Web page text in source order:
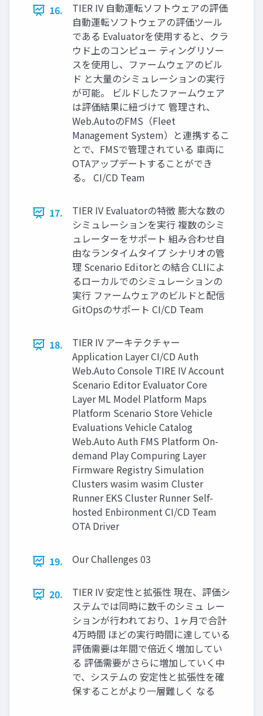
16.
TIER IV 自動運転ソフトウェアの評価
自動運転ソフトウェアの評価ツール
である Evaluatorを使用すると、クラ
ウド上のコンピュー ティングリソー
スを使用し、ファームウェアのビル
ド と大量のシミュレーションの実行
が可能。 ビルドしたファームウェア
は評価結果に紐づけて 管理され、
Web.AutoのFMS（Fleet
Management System）と連携するこ
とで、FMSで管理されている 車両に
OTAアップデートすることができ
る。 CI/CD Team
17.
TIER IV Evaluatorの特徴 膨大な数の
シミュレーションを実行 複数のシミ
ュレーターをサポート 組み合わせ自
由なランタイムタイプ シナリオの管
理 Scenario Editorとの結合 CLIによ
るローカルでのシミュレーションの
実行 ファームウェアのビルドと配信
GitOpsのサポート CI/CD Team
18.
TIER IV アーキテクチャー
Application Layer CI/CD Auth
Web.Auto Console TIRE IV Account
Scenario Editor Evaluator Core
Layer ML Model Platform Maps
Platform Scenario Store Vehicle
Evaluations Vehicle Catalog
Web.Auto Auth FMS Platform On-
demand Play Compuring Layer
Firmware Registry Simulation
Clusters wasim wasim Cluster
Runner EKS Cluster Runner Self-
hosted Enbironment CI/CD Team
OTA Driver
19. Our Challenges 03
20.
TIER IV 安定性と拡張性 現在、評価シ
ステムでは同時に数千のシミュ レー
ションが行われており、1ヶ月で合計
4万時間 ほどの実行時間に達している
評価需要は年間で倍近く増加してい
る 評価需要がさらに増加していく中
で、システムの 安定性と拡張性を確
保することがより一層難しく なる